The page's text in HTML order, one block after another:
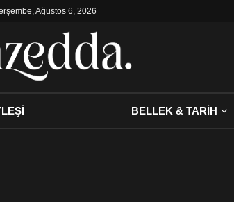
Ağustos 6, 2026
BELLEK & TARİH